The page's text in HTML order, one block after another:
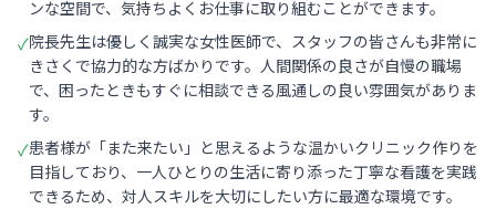
ンな空間で、気持ちよくお仕事に取り組むことができます。
✓院長先生は優しく誠実な女性医師で、スタッフの皆さんも非常に
きさくで協力的な方ばかりです。人間関係の良さが自慢の職場
で、困ったときもすぐに相談できる風通しの良い雰囲気がありま
す。
✓患者様が「また来たい」と思えるような温かいクリニック作りを
目指しており、一人ひとりの生活に寄り添った丁寧な看護を実践
できるため、対人スキルを大切にしたい方に最適な環境です。